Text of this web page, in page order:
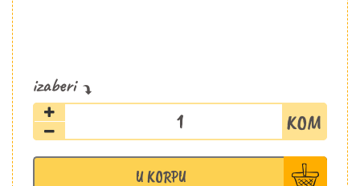
Sok
ananas,
đumbir
U KORPU